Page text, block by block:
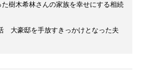
た樹木希林さんの家族を幸せにする相続
大豪邸を手放すきっかけとなった夫